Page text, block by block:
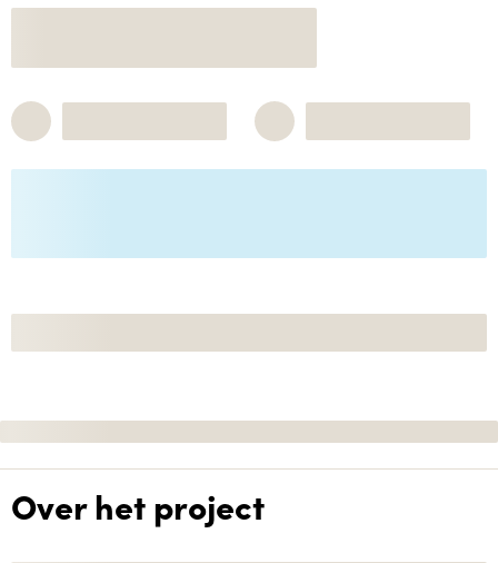
Over het project